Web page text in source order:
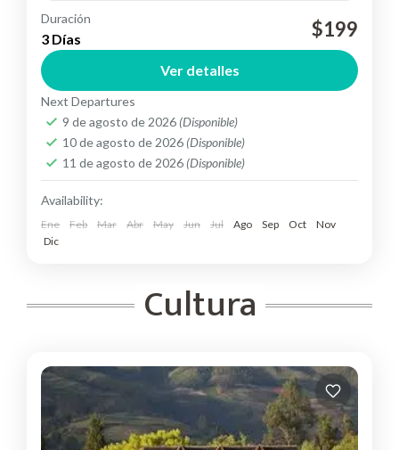
Otavalo
Easy
Duración
3 Días $199
Ver detalles
Next Departures
9 de agosto de 2026 (Disponible)
10 de agosto de 2026 (Disponible)
11 de agosto de 2026 (Disponible)
Availability:
Ene Feb Mar Abr May Jun Jul Ago Sep Oct
Nov
Dic
Cultura